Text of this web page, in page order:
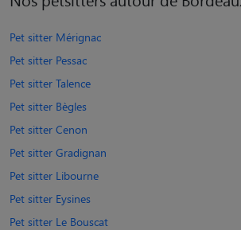
Pet sitter Mérignac
Pet sitter Pessac
Pet sitter Talence
Pet sitter Bègles
Pet sitter Cenon
Pet sitter Gradignan
Pet sitter Libourne
Pet sitter Eysines
Pet sitter Le Bouscat